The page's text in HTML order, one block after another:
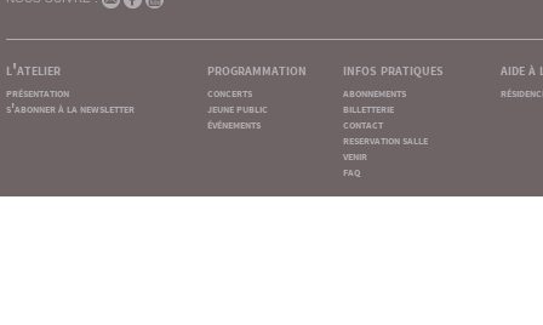
l'atelier
présentation
s'abonner à la newsletter
programmation
concerts
jeune public
événements
infos pratiques
abonnements
billetterie
contact
reservation salle
venir
faq
aide